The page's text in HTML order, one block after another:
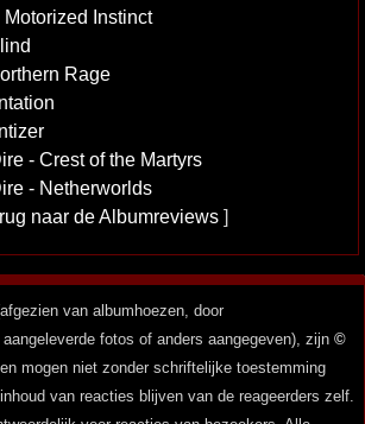
Instinct
Rage
- Crest of the Martyrs
- Netherworlds
naar de Albumreviews ]
van albumhoezen, door
fotos of anders aangegeven), zijn ©
en mogen niet zonder schriftelijke toestemming
van reacties blijven van de reageerders zelf.